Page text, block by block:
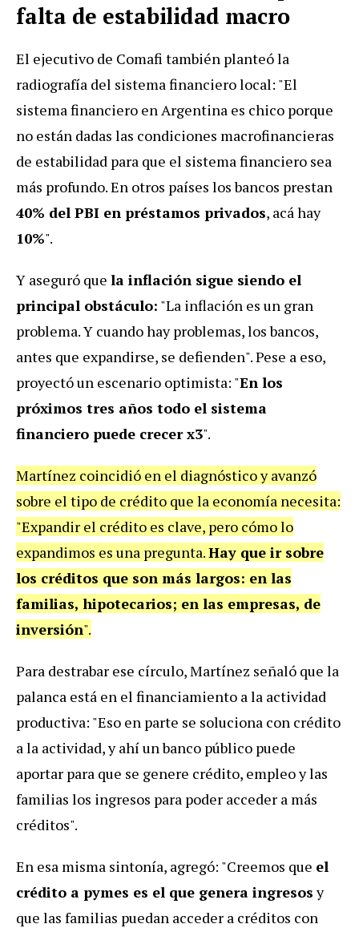
falta de estabilidad macro
El ejecutivo de Comafi también planteó la
radiografía del sistema financiero local: "El
sistema financiero en Argentina es chico porque
no están dadas las condiciones macrofinancieras
de estabilidad para que el sistema financiero sea
más profundo. En otros países los bancos prestan
40% del PBI en préstamos privados, acá hay
10%".
Y aseguró que la inflación sigue siendo el
principal obstáculo: "La inflación es un gran
problema. Y cuando hay problemas, los bancos,
antes que expandirse, se defienden". Pese a eso,
proyectó un escenario optimista: "En los
próximos tres años todo el sistema
financiero puede crecer x3".
Martínez coincidió en el diagnóstico y avanzó
sobre el tipo de crédito que la economía necesita:
"Expandir el crédito es clave, pero cómo lo
expandimos es una pregunta.Hay que ir sobre
los créditos que son más largos: en las
familias, hipotecarios; en las empresas, de
inversión".
Para destrabar ese círculo, Martínez señaló que la
palanca está en el financiamiento a la actividad
productiva: "Eso en parte se soluciona con crédito
a la actividad, y ahí un banco público puede
aportar para que se genere crédito, empleo y las
familias los ingresos para poder acceder a más
créditos".
En esa misma sintonía, agregó: "Creemos que el
crédito a pymes es el que genera ingresosy
que las familias puedan acceder a créditos con